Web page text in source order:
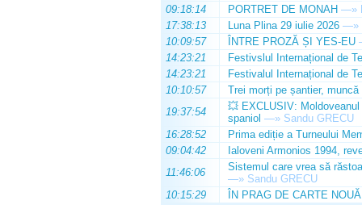
09:18:14
PORTRET DE MONAH —»
17:38:13
Luna Plina 29 iulie 2026 —»
10:09:57
ÎNTRE PROZĂ ȘI YES-EU
14:23:21
Festivslul Internațional de
14:23:21
Festivalul Internațional de
10:10:57
Trei morți pe șantier, muncă
19:37:54
💥 EXCLUSIV:
spaniol —» Sandu GRECU
16:28:52
Prima ediție a Turneului
09:04:42
Ialoveni Armonios 1994,
11:46:06
Sistemul care vrea să
—» Sandu GRECU
10:15:29
ÎN PRAG DE CARTE NOUĂ